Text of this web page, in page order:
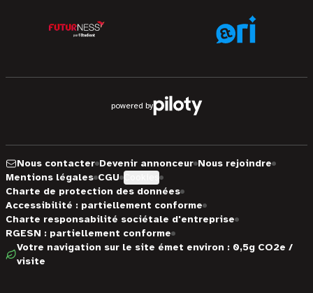
powered by
Nous contacter Devenir annonceur Nous rejoindre
Mentions légales CGU
Charte de protection des données
Accessibilité : partiellement conforme
Charte responsabilité sociétale d'entreprise
RGESN : partiellement conforme
Votre navigation sur le site émet environ : 0,5g CO2e /
visite